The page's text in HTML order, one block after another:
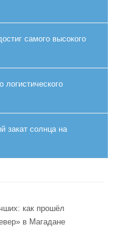
самого высокого
логистического
закат солнца на
как прошёл
в Магадане